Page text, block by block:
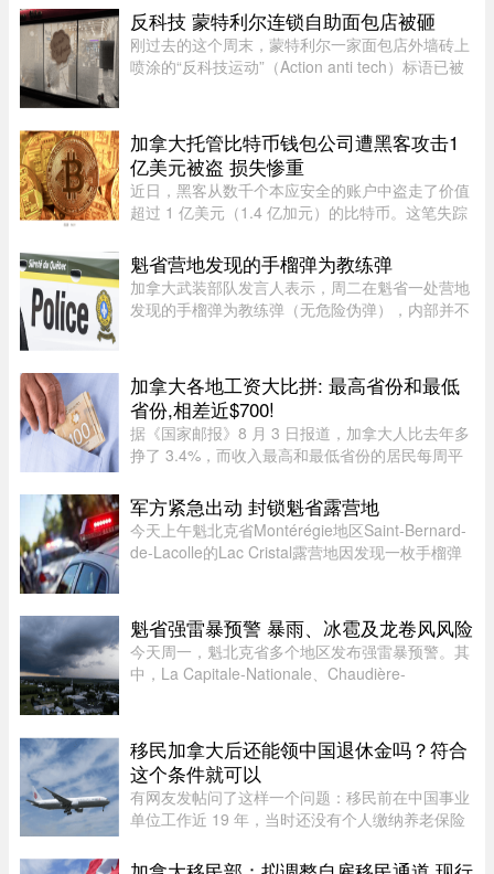
反科技 蒙特利尔连锁自助面包店被砸
刚过去的这个周末，蒙特利尔一家面包店外墙砖上
喷涂的“反科技运动”（Action anti tech）标语已被
锁面包店位于 Saint- ...
加拿大托管比特币钱包公司遭黑客攻击1
亿美元被盗 损失惨重
近日，黑客从数千个本应安全的账户中盗走了价值
超过 1 亿美元（1.4 亿加元）的比特币。这笔失踪
钱包的软件漏洞。冷钱包除了私密密码（“密钥”）
之外，还配有实体 ...
魁省营地发现的手榴弹为教练弹
加拿大武装部队发言人表示，周二在魁省一处营地
发现的手榴弹为教练弹（无危险伪弹），内部并不
其运往 Valcartier 军事 ...
加拿大各地工资大比拼: 最高省份和最低
省份,相差近$700!
据《国家邮报》8 月 3 日报道，加拿大人比去年多
挣了 3.4%，而收入最高和最低省份的居民每周平
（Statistics Canada）最新发布的数据，披露了全
国及各省、地区居民的平均周 ...
军方紧急出动 封锁魁省露营地
今天上午魁北克省Montérégie地区Saint-Bernard-
de-Lacolle的Lac Cristal露营地因发现一枚手榴弹
历史，目前对露营者没有 ...
魁省强雷暴预警 暴雨、冰雹及龙卷风风险
今天周一，魁北克省多个地区发布强雷暴预警。其
中，La Capitale-Nationale、Chaudière-
醒：“今天下午至今晚，天气条件有 ...
移民加拿大后还能领中国退休金吗？符合
这个条件就可以
有网友发帖问了这样一个问题：移民前在中国事业
单位工作近 19 年，当时还没有个人缴纳养老保险
资格领国内退休金？这个问题戳到了很多中年移民